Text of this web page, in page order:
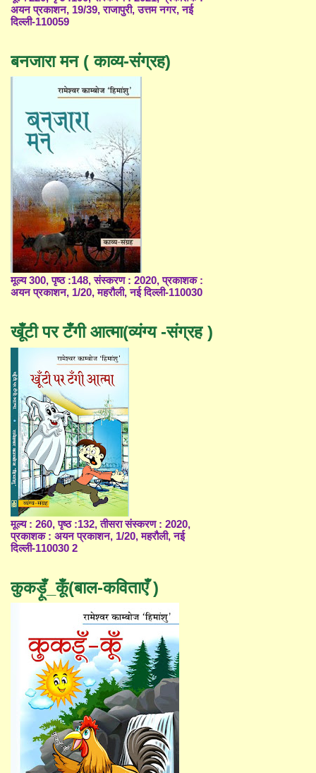
अयन प्रकाशन, 19/39, राजापुरी, उत्तम नगर, नई
दिल्ली-110059
बनजारा मन ( काव्य-संग्रह)
मूल्य 300, पृष्ठ :148, संस्करण : 2020, प्रकाशक :
अयन प्रकाशन, 1/20, महरौली, नई दिल्ली-110030
खूँटी पर टँगी आत्मा(व्यंग्य -संग्रह )
मूल्य : 260, पृष्ठ :132, तीसरा संस्करण : 2020,
प्रकाशक : अयन प्रकाशन, 1/20, महरौली, नई
दिल्ली-110030 2
कुकड़ूँ_कूँ(बाल-कविताएँ )